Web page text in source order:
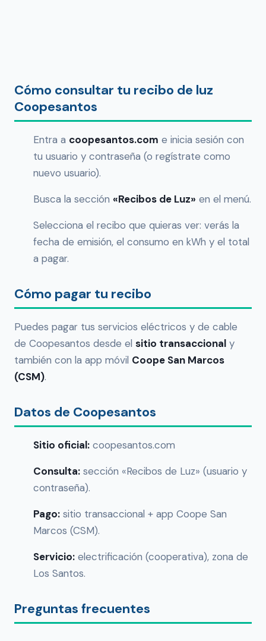
Cómo consultar tu recibo de luz
Coopesantos
Entra a coopesantos.com e inicia sesión con
tu usuario y contraseña (o regístrate como
nuevo usuario).
Busca la sección «Recibos de Luz» en el menú.
Selecciona el recibo que quieras ver: verás la
fecha de emisión, el consumo en kWh y el total
a pagar.
Cómo pagar tu recibo
Puedes pagar tus servicios eléctricos y de cable
de Coopesantos desde el sitio transaccional y
también con la app móvil Coope San Marcos
(CSM).
Datos de Coopesantos
Sitio oficial: coopesantos.com
Consulta: sección «Recibos de Luz» (usuario y
contraseña).
Pago: sitio transaccional + app Coope San
Marcos (CSM).
Servicio: electrificación (cooperativa), zona de
Los Santos.
Preguntas frecuentes